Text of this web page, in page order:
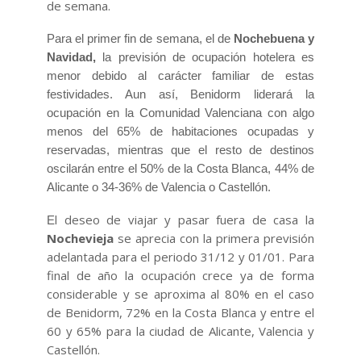
de semana.
Para el primer fin de semana, el de Nochebuena y
Navidad, la previsión de ocupación hotelera es
menor debido al carácter familiar de estas
festividades. Aun así, Benidorm liderará la
ocupación en la Comunidad Valenciana con algo
menos del 65% de habitaciones ocupadas y
reservadas, mientras que el resto de destinos
oscilarán entre el 50% de la Costa Blanca, 44% de
Alicante o 34-36% de Valencia o Castellón.
El deseo de viajar y pasar fuera de casa la
Nochevieja se aprecia con la primera previsión
adelantada para el periodo 31/12 y 01/01. Para
final de año la ocupación crece ya de forma
considerable y se aproxima al 80% en el caso
de Benidorm, 72% en la Costa Blanca y entre el
60 y 65% para la ciudad de Alicante, Valencia y
Castellón.